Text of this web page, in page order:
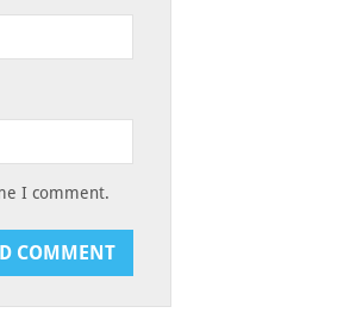
I comment.